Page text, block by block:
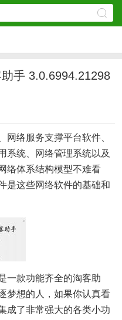
手 3.0.6994.21298
网络服务支撑平台软件、
系统、网络管理系统以及
络体系结构模型不难看
是这些网络软件的基础和
一款功能齐全的淘客助
梦想的人，如果你认真看
成了非常强大的各类小功